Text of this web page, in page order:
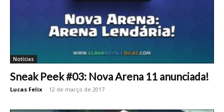
Notícias
Sneak Peek #03: Nova Arena 11 anunciada!
Lucas Felix - 12 de março de 2017